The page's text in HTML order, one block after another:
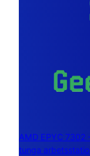
AMD EPYC
tunga